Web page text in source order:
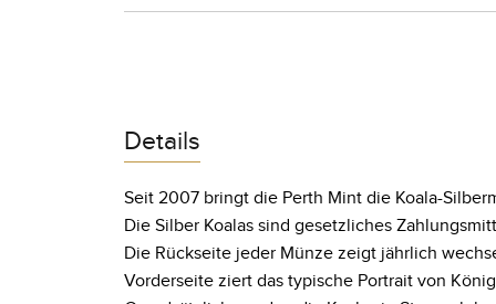
Details
Seit 2007 bringt die Perth Mint die Koala-
Die Silber Koalas sind gesetzliches
Die Rückseite jeder Münze zeigt jährlich
Vorderseite ziert das typische Portrait von